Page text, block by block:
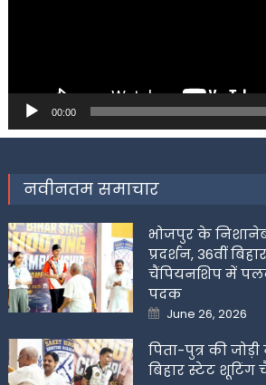
00:00
नवीनतम समाचार
भोजपुर के
प्रदर्शन, 36वीं
चैंपियनशिप में
पदक
Posted
on
June 26, 2026
पिता-पुत्र की
बिहार स्टेट शूटिंग